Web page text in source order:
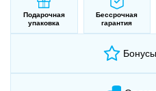
Подарочная
упаковка
Бессрочная
гарантия